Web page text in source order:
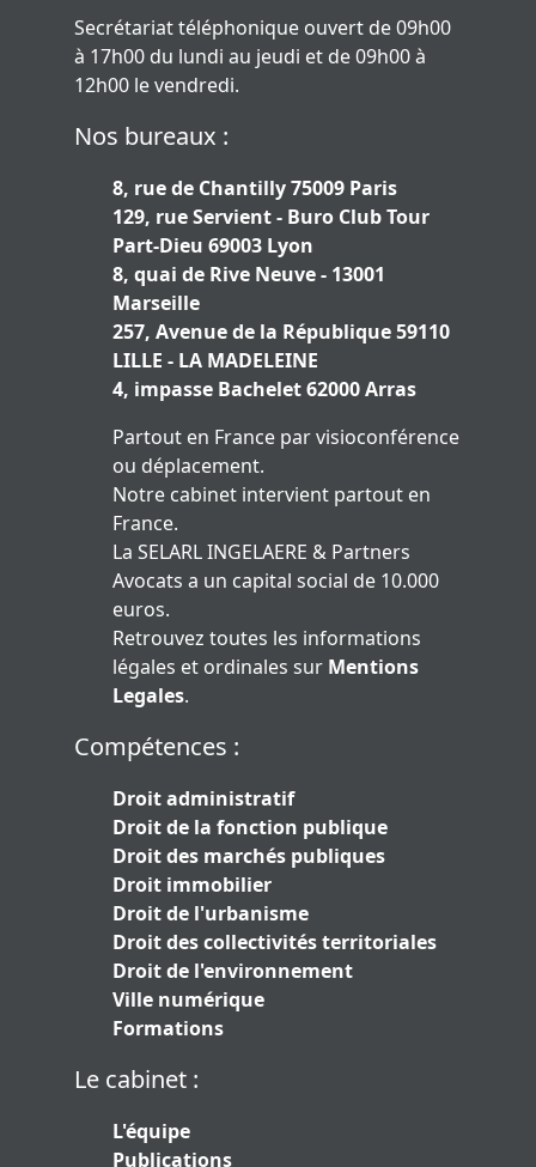
Secrétariat téléphonique ouvert de 09h00
à 17h00 du lundi au jeudi et de 09h00 à
12h00 le vendredi.
Nos bureaux :
8, rue de Chantilly 75009 Paris
129, rue Servient - Buro Club Tour
Part-Dieu 69003 Lyon
8, quai de Rive Neuve - 13001
Marseille
257, Avenue de la République 59110
LILLE - LA MADELEINE
4, impasse Bachelet 62000 Arras
Partout en France par visioconférence
ou déplacement.
Notre cabinet intervient partout en
France.
La SELARL INGELAERE & Partners
Avocats a un capital social de 10.000
euros.
Retrouvez toutes les informations
légales et ordinales sur Mentions
Legales.
Compétences :
Droit administratif
Droit de la fonction publique
Droit des marchés publiques
Droit immobilier
Droit de l'urbanisme
Droit des collectivités territoriales
Droit de l'environnement
Ville numérique
Formations
Le cabinet :
L'équipe
Publications